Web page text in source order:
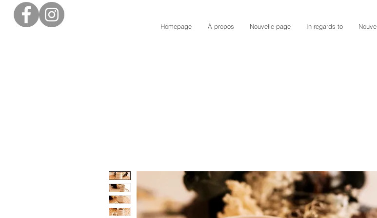
Homepage
À propos Nouvelle page In regards to